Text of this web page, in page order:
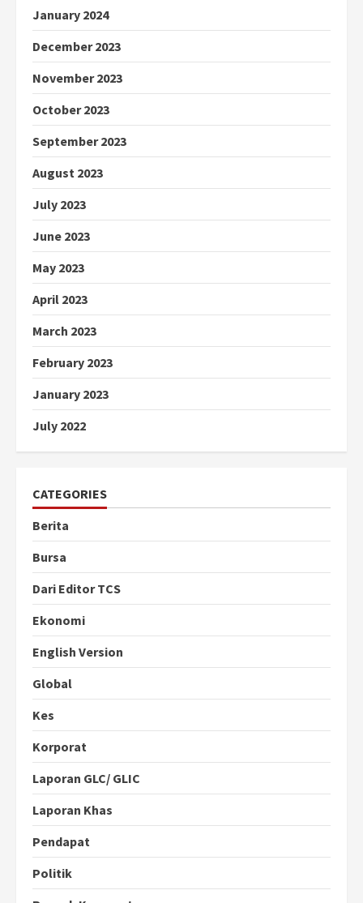
January 2024
December 2023
November 2023
October 2023
September 2023
August 2023
July 2023
June 2023
May 2023
April 2023
March 2023
February 2023
January 2023
July 2022
CATEGORIES
Berita
Bursa
Dari Editor TCS
Ekonomi
English Version
Global
Kes
Korporat
Laporan GLC/ GLIC
Laporan Khas
Pendapat
Politik